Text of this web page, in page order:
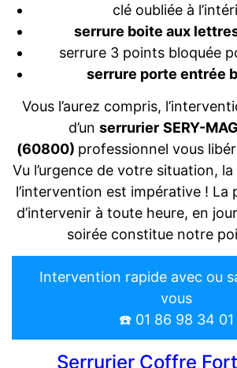
clé oubliée à
serrure boite aux
serrure 3 points bloquée
serrure porte entrée
Vous l’aurez compris,
d’un serrurier SERY-
(60800) professionnel vous
Vu l’urgence de votre situation,
l’intervention est impérative ! La
d’intervenir à toute heure, en
soirée constitue notre
Intervention rapide avec ou
vous
☎️ 01 86 98 34 01
Serrurier Coffre Fort